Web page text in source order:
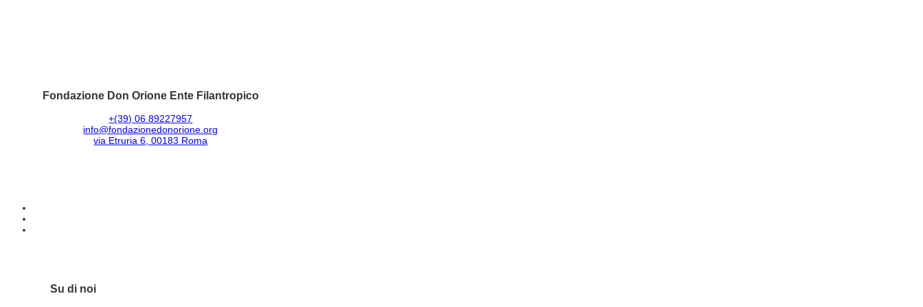
Fondazione Don Orione Ente Filantropico
+(39) 06 89227957
info@fondazionedonorione.org
via Etruria 6, 00183 Roma
Su di noi